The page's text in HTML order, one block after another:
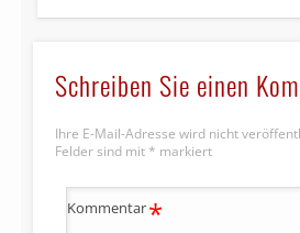
Schreiben Sie einen
Ihre E-Mail-Adresse wird nicht
Felder sind mit * markiert
Kommentar*